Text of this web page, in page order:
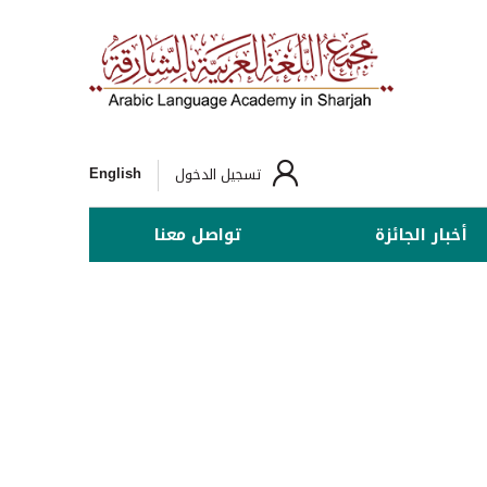
تسجيل الدخول English
أخبار الجائزة تواصل معنا